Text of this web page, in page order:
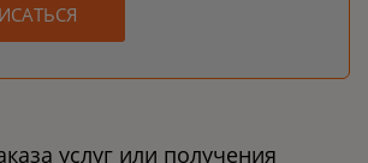
услуг или получения